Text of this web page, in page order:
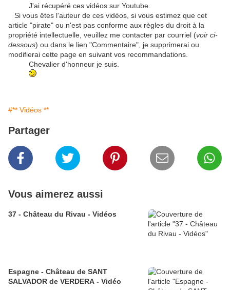
J'ai récupéré ces vidéos sur Youtube.
Si vous êtes l'auteur de ces vidéos, si vous estimez que cet
article "pirate" ou n'est pas conforme aux règles du droit à la
propriété intellectuelle, veuillez me contacter par courriel (voir ci-
dessous) ou dans le lien "Commentaire", je supprimerai ou
modifierai cette page en suivant vos recommandations.
Chevalier d'honneur je suis.
#** Vidéos **
Partager
Vous aimerez aussi
37 - Château du Rivau - Vidéos
Espagne - Château de SANT
SALVADOR de VERDERA - Vidéo